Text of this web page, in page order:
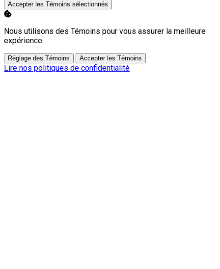
Accepter les Témoins sélectionnés
Nous utilisons des Témoins pour vous assurer la meilleure
expérience.
Réglage des Témoins Accepter les Témoins
Lire nos politiques de confidentialité